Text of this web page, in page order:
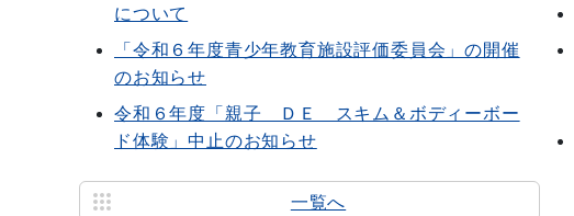
について
「令和６年度青少年教育施設評価委員会」の開催
のお知らせ
令和６年度「親子 ＤＥ スキム＆ボディーボー
ド体験」中止のお知らせ
一覧へ